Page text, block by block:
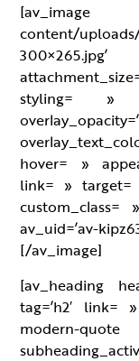
[av_image
content/
styling= »
hover= »
link= »
custom_class=
av_uid=’av-
[/av_image]
[av_heading
tag=’h2′ link=
modern-